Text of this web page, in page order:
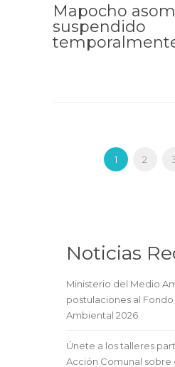
Mapocho
suspendido
1 2
Noticias
Ministerio del Medio
postulaciones al
Ambiental 2026
Únete a los talleres
Acción Comunal